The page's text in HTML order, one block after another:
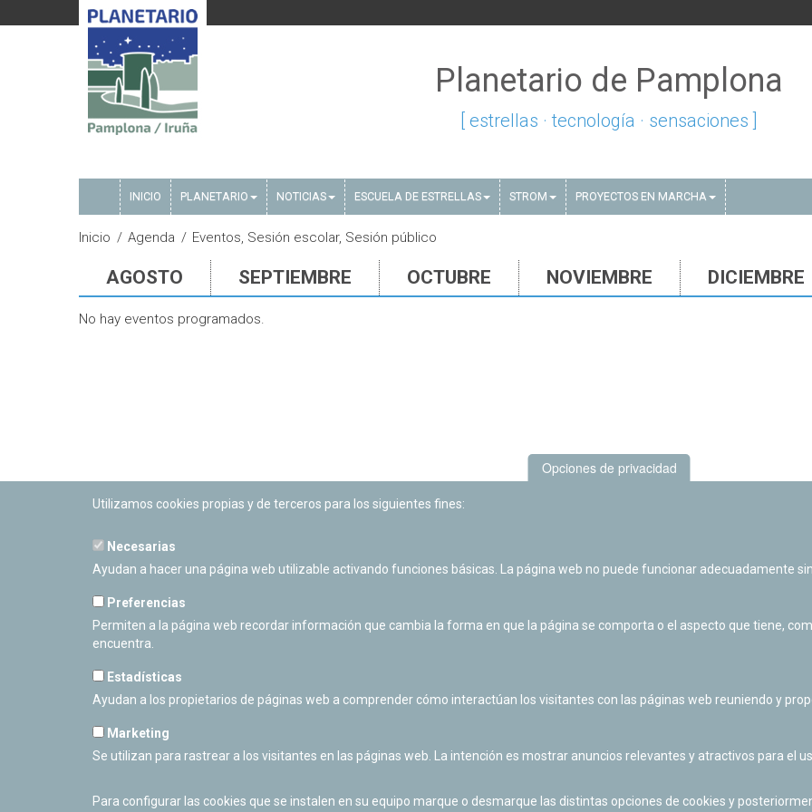
Planetario de Pamplona
[ estrellas · tecnología · sensaciones ]
INICIO PLANETARIO NOTICIAS ESCUELA DE ESTRELLAS STROM PROYECTOS EN MARCHA
Inicio Agenda Eventos, Sesión escolar, Sesión público
AGOSTO SEPTIEMBRE OCTUBRE NOVIEMBRE DICIEMBRE
No hay eventos programados.
PLANETARIO DE PAMPLONA
Calle Sancho RamÃ­rez, s/n
Cerrado Temporalmente
Opciones de privacidad
Utilizamos cookies propias y de terceros para los siguientes fines:
Necesarias
Ayudan a hacer una página web utilizable activando funciones básicas. La página web no puede funcionar adecuadamente
Preferencias
Permiten a la página web recordar información que cambia la forma en que la página se comporta o el aspecto que tiene,
encuentra.
Estadísticas
Ayudan a los propietarios de páginas web a comprender cómo interactúan los visitantes con las páginas web reuniendo y
Marketing
Se utilizan para rastrear a los visitantes en las páginas web. La intención es mostrar anuncios relevantes y atractivos para el
Para configurar las cookies que se instalen en su equipo marque o desmarque las distintas opciones de cookies y